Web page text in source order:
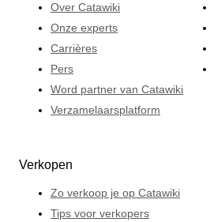
Over Catawiki
Onze experts
Carrières
Pers
Word partner van Catawiki
Verzamelaarsplatform
Verkopen
Zo verkoop je op Catawiki
Tips voor verkopers